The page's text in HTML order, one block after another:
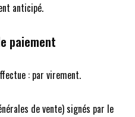
anticipé.
paiement
: par virement.
de vente) signés par le